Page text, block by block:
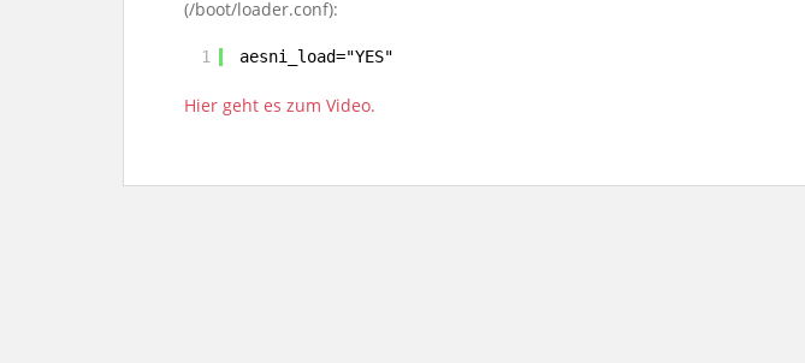
(/boot/loader.conf):
1 aesni_load="YES"
Hier geht es zum Video.